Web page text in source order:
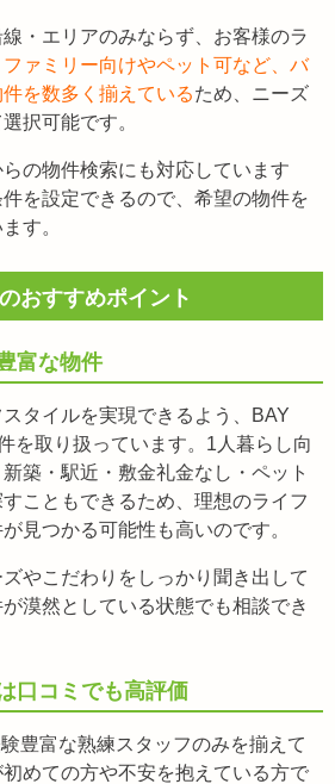
・エリアのみならず、お客様のラ
ファミリー向けやペット可など、バ
を数多く揃えているため、ニーズ
択可能です。
の物件検索にも対応しています
を設定できるので、希望の物件を
す。
おすすめポイント
富な物件
タイルを実現できるよう、BAY
を取り扱っています。1人暮らし向
築・駅近・敷金礼金なし・ペット
こともできるため、理想のライフ
見つかる可能性も高いのです。
やこだわりをしっかり聞き出して
漠然としている状態でも相談でき
口コミでも高評価
豊富な熟練スタッフのみを揃えて
めての方や不安を抱えている方で